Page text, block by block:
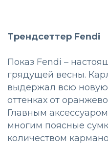
Трендсеттер Fendi
Показ Fendi –
грядущей весны.
выдержал всю
оттенках от
Главным
многим поясные
количеством